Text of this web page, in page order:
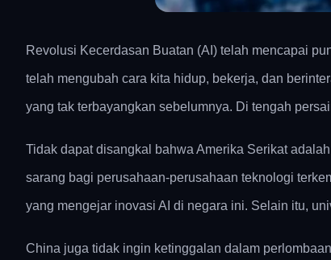
Revolusi Kecerdasan Buatan (AI) telah mencapai
telah mengubah cara kita hidup, bekerja, dan
yang tak terbayangkan sebelumnya. Di tengah
Tidak dapat disangkal bahwa Amerika Serikat
sarang bagi perusahaan-perusahaan teknologi
yang mengejar inovasi AI di negara ini. Selain itu,
China juga tidak ingin ketinggalan dalam